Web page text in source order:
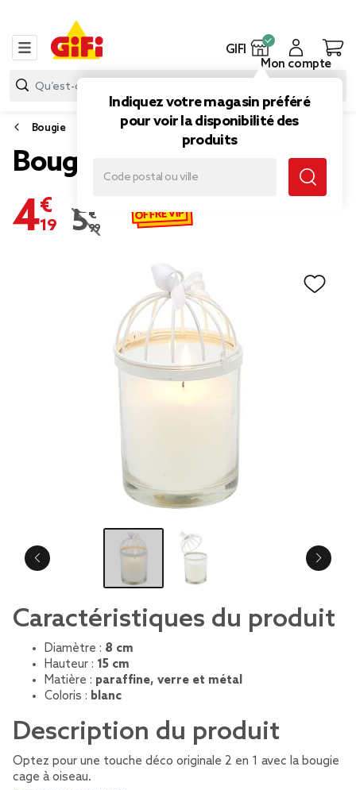
GIFI
Indiquez votre magasin préféré
pour voir la disponibilité des
produits
Mon compte
Bougie
Bougie cage à oiseau blanc
4,19 €
Prix remisé de 5,99 € à 4,19 €
5,99 € OFFRE VIP
Caractéristiques du produit
Diamètre : 8 cm
Hauteur : 15 cm
Matière : paraffine, verre et métal
Coloris : blanc
Description du produit
Optez pour une touche déco originale 2 en 1 avec la bougie
cage à oiseau.